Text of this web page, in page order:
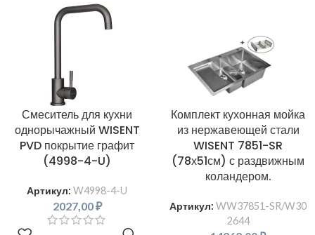
Смеситель для кухни
однорычажный WISENT
PVD покрытие графит
(4998-4-U)
Артикул: W4998-4-U
2027,00₽
Комплект кухонная мойка
из нержавеющей стали
WISENT 7851-SR
(78х51см) с раздвижным
коландером.
Артикул: WW37851-SR/W30
2644